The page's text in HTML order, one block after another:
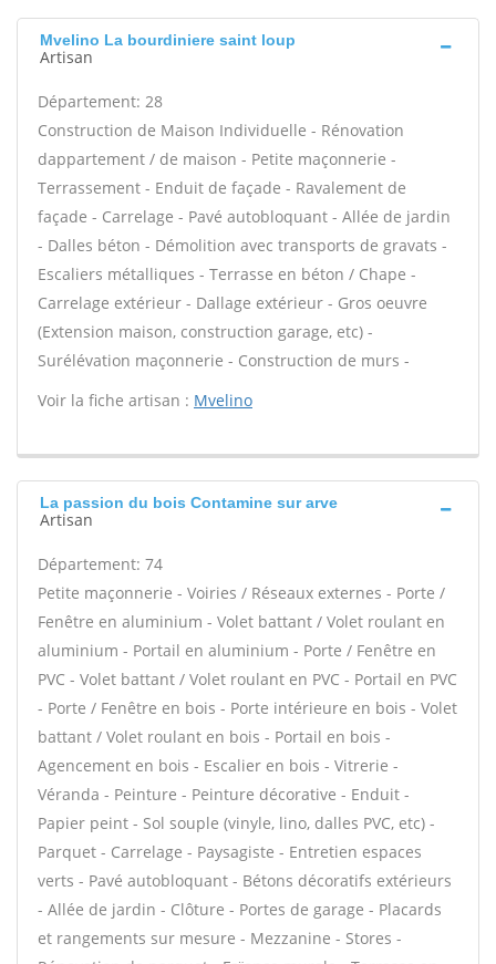
Mvelino La bourdiniere saint loup
Artisan
Département: 28
Construction de Maison Individuelle - Rénovation
dappartement / de maison - Petite maçonnerie -
Terrassement - Enduit de façade - Ravalement de
façade - Carrelage - Pavé autobloquant - Allée de jardin
- Dalles béton - Démolition avec transports de gravats -
Escaliers métalliques - Terrasse en béton / Chape -
Carrelage extérieur - Dallage extérieur - Gros oeuvre
(Extension maison, construction garage, etc) -
Surélévation maçonnerie - Construction de murs -
Voir la fiche artisan : Mvelino
La passion du bois Contamine sur arve
Artisan
Département: 74
Petite maçonnerie - Voiries / Réseaux externes - Porte /
Fenêtre en aluminium - Volet battant / Volet roulant en
aluminium - Portail en aluminium - Porte / Fenêtre en
PVC - Volet battant / Volet roulant en PVC - Portail en PVC
- Porte / Fenêtre en bois - Porte intérieure en bois - Volet
battant / Volet roulant en bois - Portail en bois -
Agencement en bois - Escalier en bois - Vitrerie -
Véranda - Peinture - Peinture décorative - Enduit -
Papier peint - Sol souple (vinyle, lino, dalles PVC, etc) -
Parquet - Carrelage - Paysagiste - Entretien espaces
verts - Pavé autobloquant - Bétons décoratifs extérieurs
- Allée de jardin - Clôture - Portes de garage - Placards
et rangements sur mesure - Mezzanine - Stores -